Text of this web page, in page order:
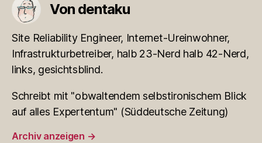
Von dentaku
Site Reliability Engineer, Internet-Ureinwohner,
Infrastrukturbetreiber, halb 23-Nerd halb 42-Nerd,
links, gesichtsblind.
Schreibt mit "obwaltendem selbstironischem Blick
auf alles Expertentum" (Süddeutsche Zeitung)
Archiv anzeigen →